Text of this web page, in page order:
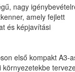
nagy
amely fejlett
és képjavítási
első kompakt A3-